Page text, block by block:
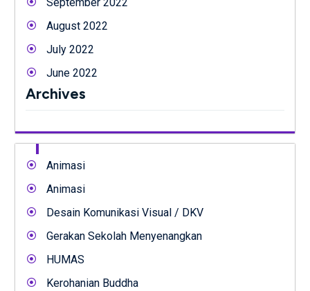
September 2022
August 2022
July 2022
June 2022
Archives
Animasi
Animasi
Desain Komunikasi Visual / DKV
Gerakan Sekolah Menyenangkan
HUMAS
Kerohanian Buddha